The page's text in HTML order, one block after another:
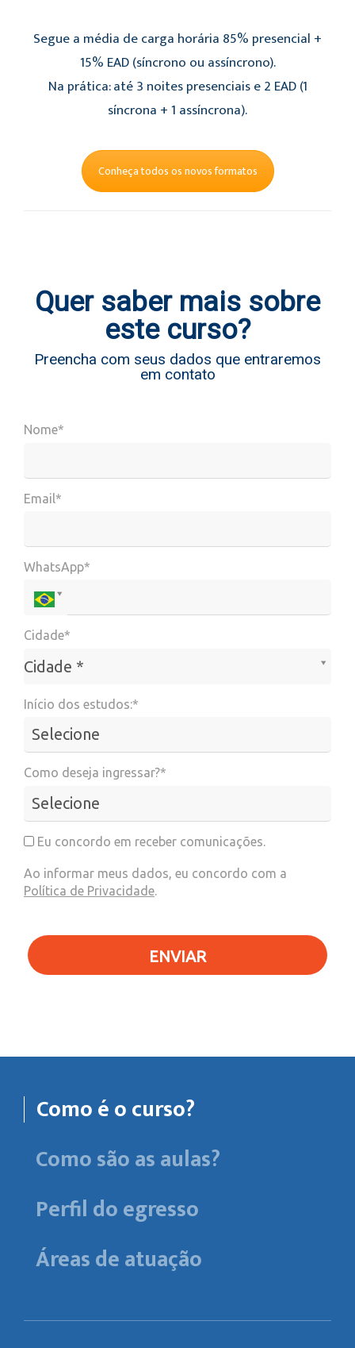
Segue a média de carga horária 85% presencial +
15% EAD (síncrono ou assíncrono).
Na prática: até 3 noites presenciais e 2 EAD (1
síncrona + 1 assíncrona).
Conheça todos os novos formatos
Quer saber mais sobre
este curso?
Preencha com seus dados que entraremos
em contato
Nome*
Email*
WhatsApp*
Cidade*
Cidade *
Cidade*
Início dos estudos:*
Como deseja ingressar?*
Eu concordo em receber comunicações.
Ao informar meus dados, eu concordo com a
Política de Privacidade.
ENVIAR
Como é o curso?
Como são as aulas?
Perfil do egresso
Áreas de atuação